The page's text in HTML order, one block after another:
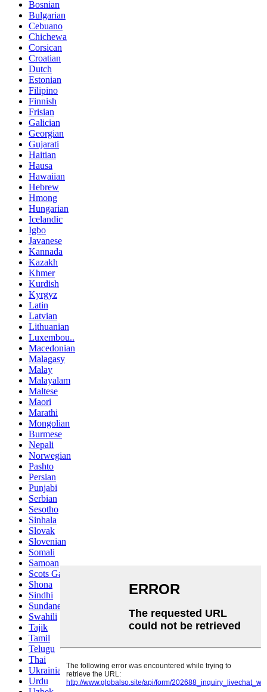
Bosnian
Bulgarian
Cebuano
Chichewa
Corsican
Croatian
Dutch
Estonian
Filipino
Finnish
Frisian
Galician
Georgian
Gujarati
Haitian
Hausa
Hawaiian
Hebrew
Hmong
Hungarian
Icelandic
Igbo
Javanese
Kannada
Kazakh
Khmer
Kurdish
Kyrgyz
Latin
Latvian
Lithuanian
Luxembou..
Macedonian
Malagasy
Malay
Malayalam
Maltese
Maori
Marathi
Mongolian
Burmese
Nepali
Norwegian
Pashto
Persian
Punjabi
Serbian
Sesotho
Sinhala
Slovak
Slovenian
Somali
Samoan
Scots Gaelic
Shona
Sindhi
Sundanese
Swahili
Tajik
Tamil
Telugu
Thai
Ukrainian
Urdu